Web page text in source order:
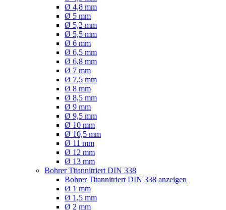
Ø 4,8 mm
Ø 5 mm
Ø 5,2 mm
Ø 5,5 mm
Ø 6 mm
Ø 6,5 mm
Ø 6,8 mm
Ø 7 mm
Ø 7,5 mm
Ø 8 mm
Ø 8,5 mm
Ø 9 mm
Ø 9,5 mm
Ø 10 mm
Ø 10,5 mm
Ø 11 mm
Ø 12 mm
Ø 13 mm
Bohrer Titannitriert DIN 338
Bohrer Titannitriert DIN 338 anzeigen
Ø 1 mm
Ø 1,5 mm
Ø 2 mm